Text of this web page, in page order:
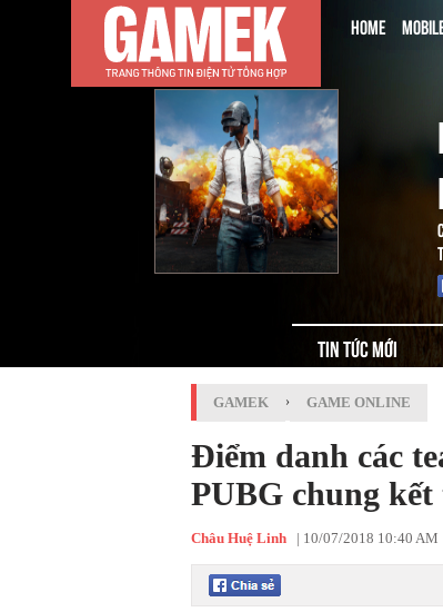
HOME
TIN TỨC MỚI
GAMEK › GAME ONLINE
Điểm danh các
PUBG chung kết
Châu Huệ Linh | 10/07/2018 10:40 AM